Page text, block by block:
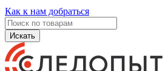
Как к нам добраться
Искать